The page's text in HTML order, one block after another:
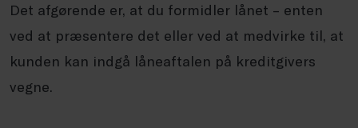
Det afgørende er, at du formidler lånet – enten
ved at præsentere det eller ved at medvirke til, at
kunden kan indgå låneaftalen på kreditgivers
vegne.